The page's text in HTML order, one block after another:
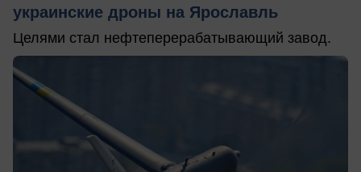
украинские дроны на Ярославль
Целями стал нефтеперерабатывающий завод.